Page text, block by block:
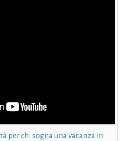
per chi sogna una vacanza in